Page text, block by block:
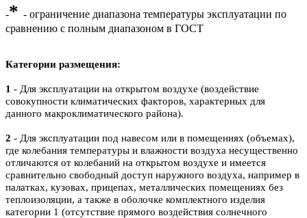
-* - ограничение диапазона температуры эксплуатации по
сравнению с полным диапазоном в ГОСТ
Категории размещения:
1 - Для эксплуатации на открытом воздухе (воздействие
совокупности климатических факторов, характерных для
данного макроклиматического района).
2 - Для эксплуатации под навесом или в помещениях (объемах),
где колебания температуры и влажности воздуха несущественно
отличаются от колебаний на открытом воздухе и имеется
сравнительно свободный доступ наружного воздуха, например в
палатках, кузовах, прицепах, металлических помещениях без
теплоизоляции, а также в оболочке комплектного изделия
категории 1 (отсутствие прямого воздействия солнечного